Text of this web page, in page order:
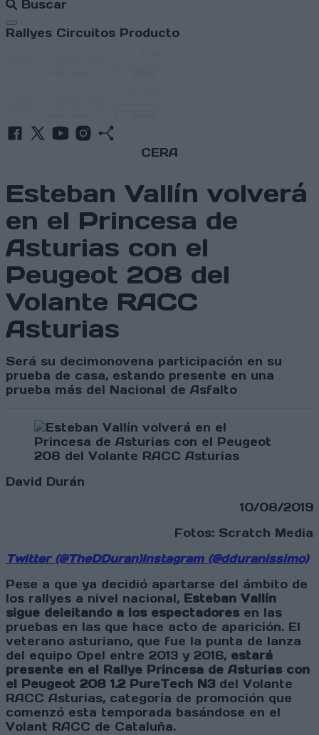
Buscar
Abrir menú
Rallyes Circuitos Producto
CERA
Esteban Vallín volverá
en el Princesa de
Asturias con el
Peugeot 208 del
Volante RACC
Asturias
Será su decimonovena participación en su
prueba de casa, estando presente en una
prueba más del Nacional de Asfalto
David Durán
10/08/2019
Fotos: Scratch Media
Twitter (@TheDDuran)Instagram (@dduranissimo)
Pese a que ya decidió apartarse del ámbito de
los rallyes a nivel nacional, Esteban Vallín
sigue deleitando a los espectadores en las
pruebas en las que hace acto de aparición. El
veterano asturiano, que fue la punta de lanza
del equipo Opel entre 2013 y 2016, estará
presente en el Rallye Princesa de Asturias con
el Peugeot 208 1.2 PureTech N3 del Volante
RACC Asturias, categoría de promoción que
comenzó esta temporada basándose en el
Volant RACC de Cataluña.